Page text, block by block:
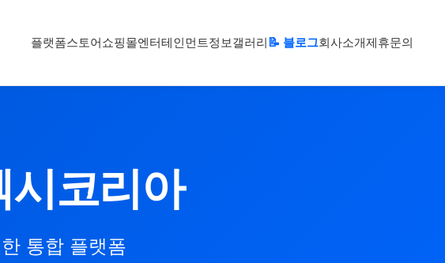
플랫폼스토어쇼핑몰엔터테인먼트정보갤러리📝 블로그회사소개제휴문의
시코리아
통합 플랫폼